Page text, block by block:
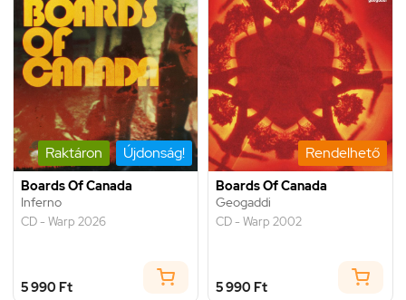
Raktáron Újdonság!
Boards Of Canada
Inferno
CD - Warp 2026
5 990 Ft
Rendelhető
Boards Of Canada
Geogaddi
CD - Warp 2002
5 990 Ft